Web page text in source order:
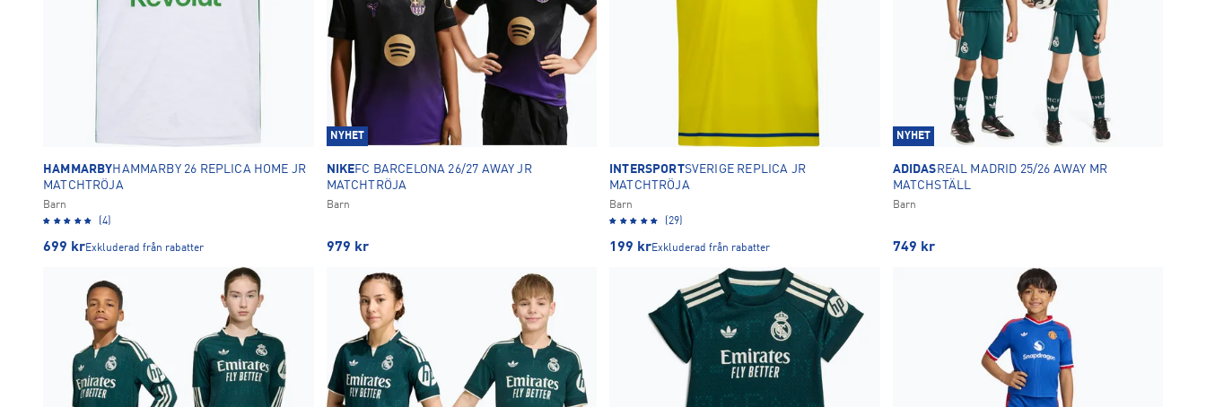
HAMMARBYHAMMARBY 26 REPLICA HOME JR
MATCHTRÖJA
Barn
(4)
699 krExkluderad från rabatter
NYHET
NIKEFC BARCELONA 26/27 AWAY JR
MATCHTRÖJA
Barn
979 kr
INTERSPORTSVERIGE REPLICA JR
MATCHTRÖJA
Barn
(29)
199 krExkluderad från rabatter
NYHET
ADIDAS REAL MADRID 25/26 AWAY MR
MATCHSTÄLL
Barn
749 kr